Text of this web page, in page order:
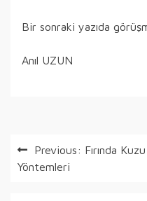
Bir sonraki yazıda
Anıl UZUN
Yazı
gezinmesi
Previous: Fırında
Yöntemleri